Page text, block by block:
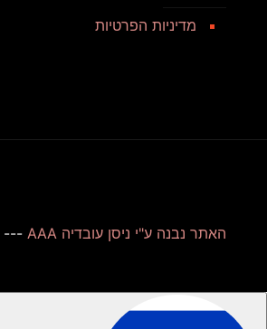
מדיניות הפרטיות
האתר נבנה ע"י ניסן עובדיה AAA ---